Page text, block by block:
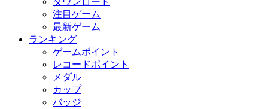
注目ゲーム
最新ゲーム
ランキング
ゲームポイント
レコードポイント
メダル
カップ
バッジ